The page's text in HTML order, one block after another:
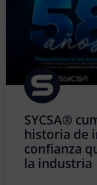
SYCSA®
historia de
confianza
la industria